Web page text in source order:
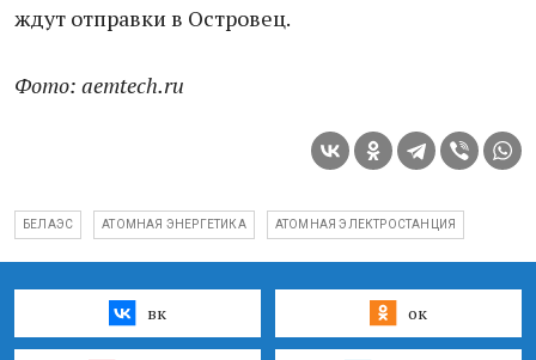
ждут отправки в Островец.
Фото: aemtech.ru
БЕЛАЭС АТОМНАЯ ЭНЕРГЕТИКА АТОМНАЯ ЭЛЕКТРОСТАНЦИЯ
вк ок